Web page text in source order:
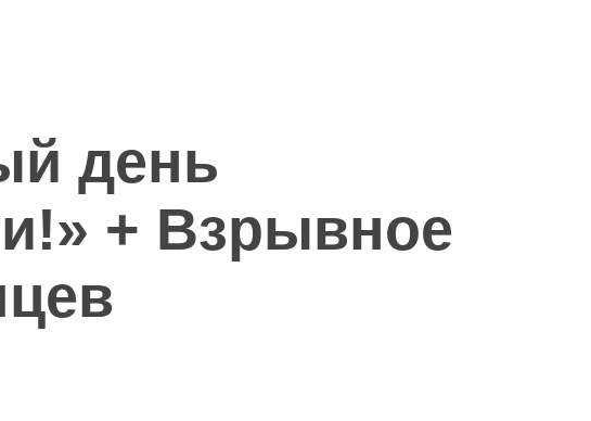
день
+ Взрывное